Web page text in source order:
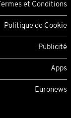
Termes et Conditions
Politique de Cookie
Publicité
Apps
Euronews